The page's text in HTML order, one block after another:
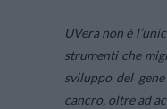
UVera non è
strumenti che
sviluppo del
cancro, oltre ad